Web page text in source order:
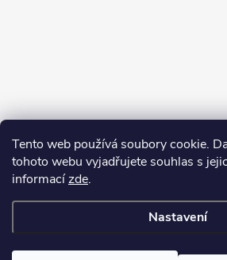
Tento web používá soubory cookie.
tohoto webu vyjadřujete souhlas s
informacízde.
Nastavení
SuperLevnaPC.